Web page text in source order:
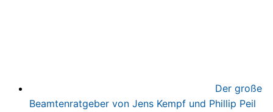
Der große
Beamtenratgeber von Jens Kempf und Phillip Peil